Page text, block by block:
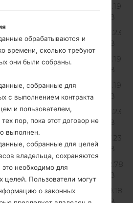
135.19
MiB
Unknown
137.23
MiB
V10C_00.kdz
Unknown
135.19
MiB
V10C_00.kdz
Unknown
135.19
MiB
V10H_00.kdz
Unknown
137.23
MiB
V10H_00.kdz
Unknown
137.23
MiB
V10D_00.kdz
Unknown
142.78
MiB
V10B_00.kdz
Unknown
149.18
обрабатываются и
времени, сколько требуют
они были собраны.
собранные для
с выполнением контракта
и пользователем,
пор, пока этот договор не
выполнен.
собранные для целей
владельца, сохраняются
это необходимо для
целей. Пользователи могут
о законных